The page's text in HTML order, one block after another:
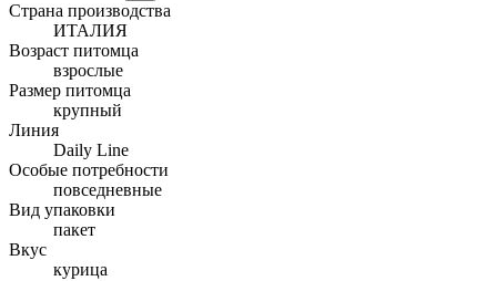
Страна производства
ИТАЛИЯ
Возраст питомца
взрослые
Размер питомца
крупный
Линия
Daily Line
Особые потребности
повседневные
Вид упаковки
пакет
Вкус
курица